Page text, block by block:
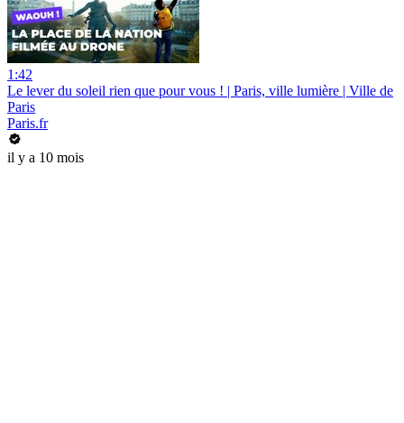
1:42
Le lever du soleil rien que pour vous ! | Paris, ville lumière | Ville de
Paris
Paris.fr
il y a 10 mois